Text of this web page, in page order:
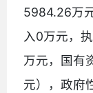
5984.26万
入0万元，
万元，国有
元），政府